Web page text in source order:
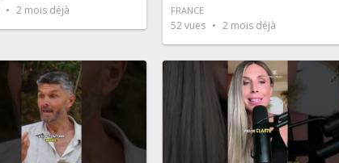
2 mois déjà FRANCE
52vues 2 mois déjà